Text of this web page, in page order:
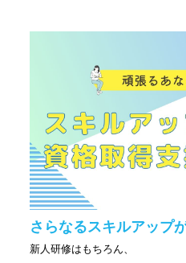
さらなるスキルアップ
新人研修はもちろん、